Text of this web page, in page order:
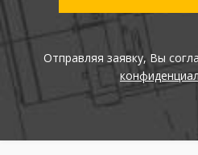
Отправляя заявку, Вы